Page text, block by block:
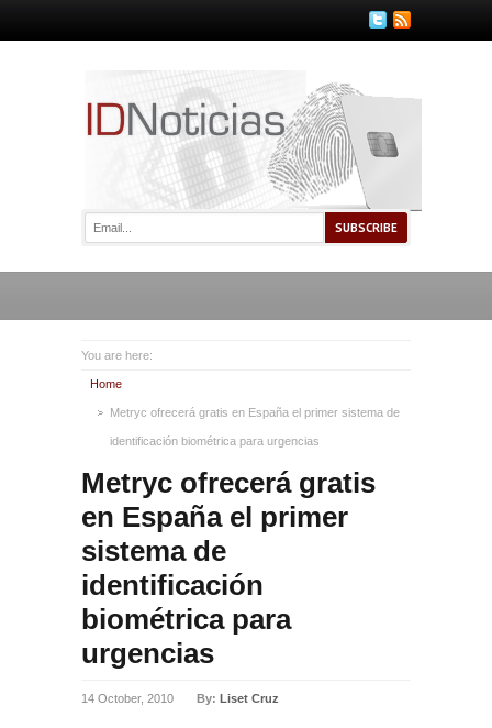
You are here:
Home
Metryc ofrecerá gratis en España el primer sistema de
identificación biométrica para urgencias
Metryc ofrecerá gratis
en España el primer
sistema de
identificación
biométrica para
urgencias
14 October, 2010 By: Liset Cruz